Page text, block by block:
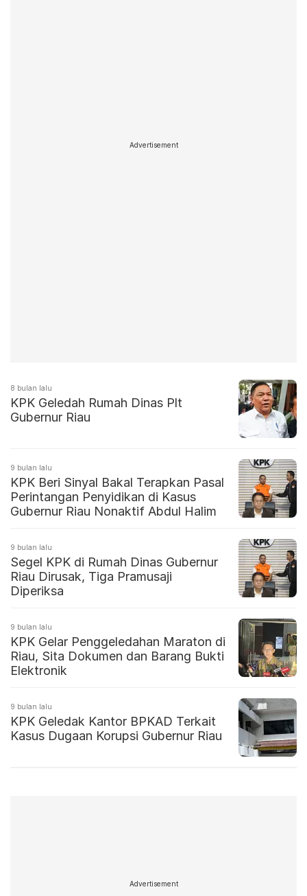
Advertisement
8 bulan lalu
KPK Geledah Rumah Dinas Plt
Gubernur Riau
9 bulan lalu
KPK Beri Sinyal Bakal Terapkan Pasal
Perintangan Penyidikan di Kasus
Gubernur Riau Nonaktif Abdul Halim
9 bulan lalu
Segel KPK di Rumah Dinas Gubernur
Riau Dirusak, Tiga Pramusaji
Diperiksa
9 bulan lalu
KPK Gelar Penggeledahan Maraton di
Riau, Sita Dokumen dan Barang Bukti
Elektronik
9 bulan lalu
KPK Geledak Kantor BPKAD Terkait
Kasus Dugaan Korupsi Gubernur Riau
Advertisement